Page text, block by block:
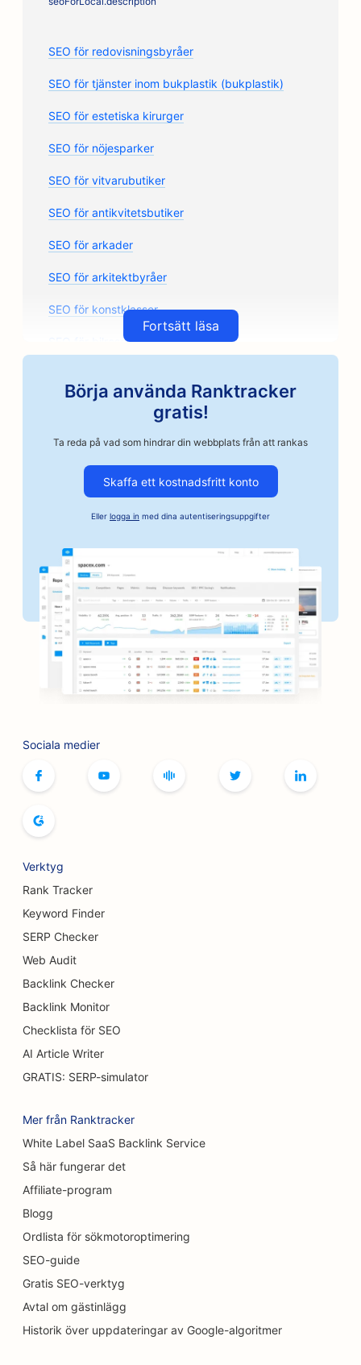
SEO för redovisningsbyråer
SEO för tjänster inom bukplastik (bukplastik)
SEO för estetiska kirurger
SEO för nöjesparker
SEO för vitvarubutiker
SEO för antikvitetsbutiker
SEO för arkader
SEO för arkitektbyråer
SEO för konstklasser
SEO för bilreservdelsbutiker
SEO för bilverkstäder
SEO för företag inom fordonsindustrin
SEO för Artisan Coffee Roasters
SEO för banker
SEO för brädspelscaféer
SEO för BBQ-skivor
SEO för bokhandlare
SEO för tjänster inom botox och fillers
SEO för brödbagerier
SEO för bröstförstoringstjänster
SEO för bryggerier
SEO för hamburgerbilar
SEO för kaféer
SEO för biltvättar
SEO för matt- och golvbutiker
SEO för restauranger med avslappnad mat
SEO för kattkaféer
SEO för kiropraktorer
SEO för Chemical Peel-tjänster
SEO för städtjänster
SEO för kraniofaciala kirurger
SEO för kosmetiska kirurger
Fortsätt läsa
Börja använda Ranktracker
gratis!
Ta reda på vad som hindrar din webbplats från att rankas
Skaffa ett kostnadsfritt konto
Eller logga in med dina autentiseringsuppgifter
Sociala medier
Verktyg
Rank Tracker
Keyword Finder
SERP Checker
Web Audit
Backlink Checker
Backlink Monitor
Checklista för SEO
AI Article Writer
GRATIS: SERP-simulator
Mer från Ranktracker
White Label SaaS Backlink Service
Så här fungerar det
Affiliate-program
Blogg
Ordlista för sökmotoroptimering
SEO-guide
Gratis SEO-verktyg
Avtal om gästinlägg
Historik över uppdateringar av Google-algoritmer